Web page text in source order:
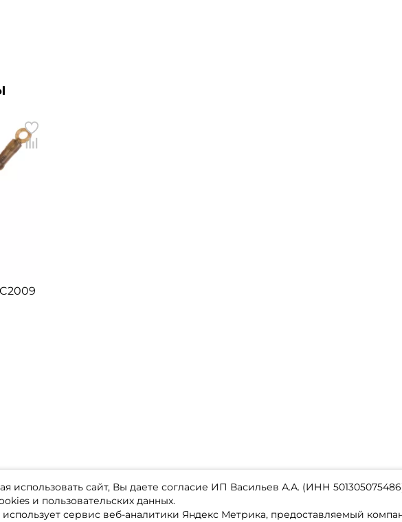
использовать сайт, Вы даете согласие ИП Васильев А.А. (ИНН
и пользовательских данных.
использует сервис веб-аналитики Яндекс Метрика, предоставляемый